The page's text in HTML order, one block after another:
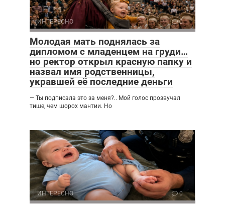
ИНТЕРЕСНО 0
Молодая мать поднялась за
дипломом с младенцем на груди…
но ректор открыл красную папку и
назвал имя родственницы,
укравшей её последние деньги
— Ты подписала это за меня?.. Мой голос прозвучал
тише, чем шорох мантии. Но
ИНТЕРЕСНО 0